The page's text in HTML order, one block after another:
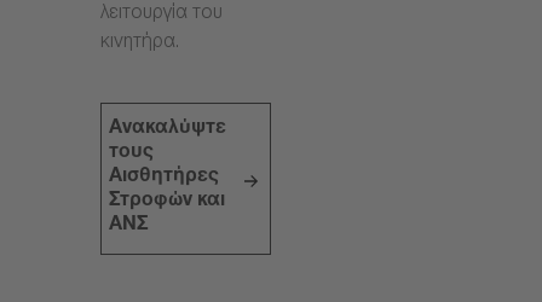
λειτουργία του
κινητήρα.
Ανακαλύψτε
τους
Αισθητήρες
Στροφών και
ΑΝΣ